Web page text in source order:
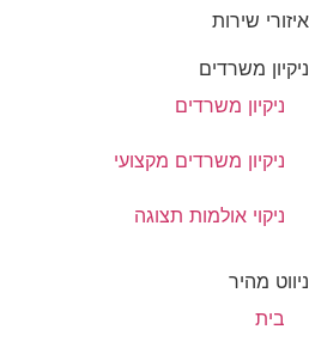
איזורי שירות
ניקיון משרדים
ניקיון משרדים
ניקיון משרדים מקצועי
ניקוי אולמות תצוגה
ניווט מהיר
בית